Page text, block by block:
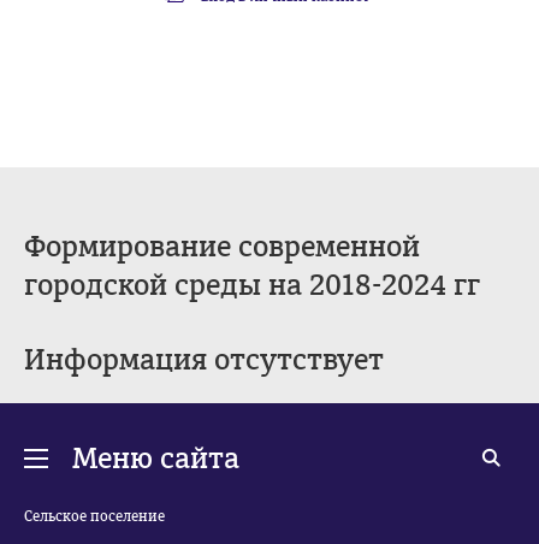
Формирование современной
городской среды на 2018-2024 гг
Информация отсутствует
Меню сайта
Сельское поселение